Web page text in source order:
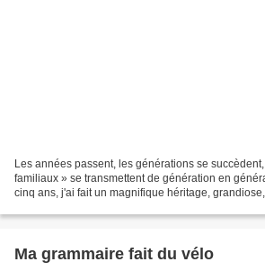
Les années passent, les générations se
familiaux » se transmettent de génération en
cinq ans, j'ai fait un magnifique héritage,
Ma grammaire fait du vélo